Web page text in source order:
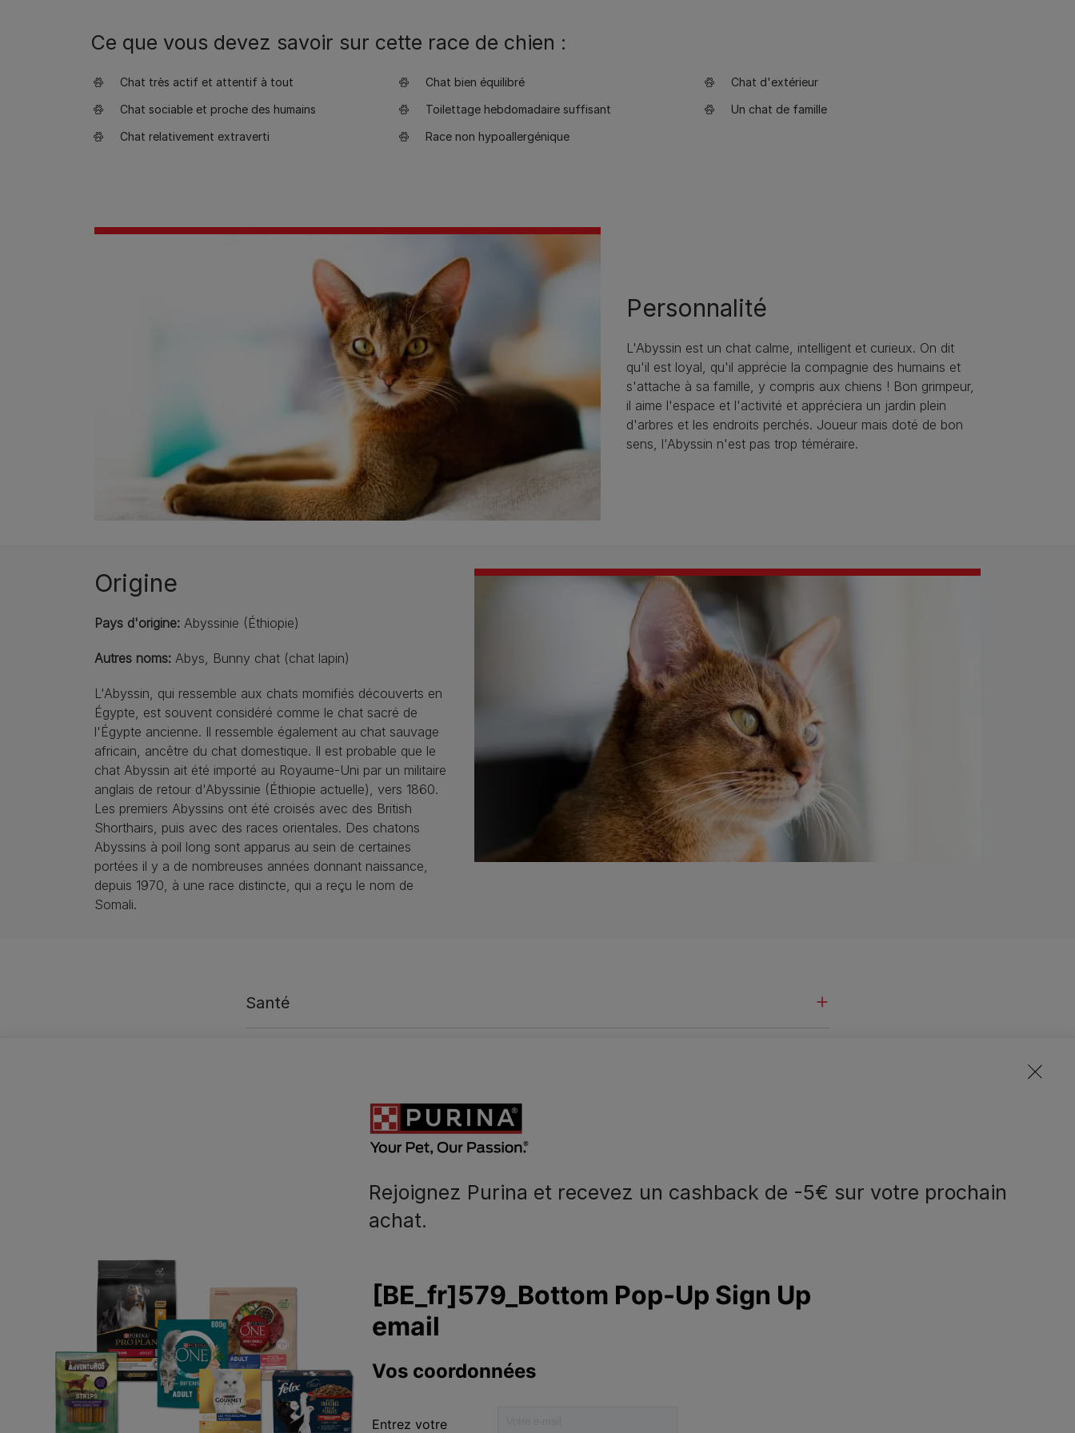
Ce que vous devez savoir sur cette race de chien :
Chat très actif et attentif à tout
Chat sociable et proche des humains
Chat relativement extraverti
Chat bien équilibré
Toilettage hebdomadaire suffisant
Race non hypoallergénique
Chat d'extérieur
Un chat de famille
Personnalité
L'Abyssin est un chat calme, intelligent et curieux. On dit
qu'il est loyal, qu'il apprécie la compagnie des humains et
s'attache à sa famille, y compris aux chiens ! Bon grimpeur,
il aime l'espace et l'activité et appréciera un jardin plein
d'arbres et les endroits perchés. Joueur mais doté de bon
sens, l'Abyssin n'est pas trop téméraire.
Origine
Pays d'origine: Abyssinie (Éthiopie)
Autres noms: Abys, Bunny chat (chat lapin)
L'Abyssin, qui ressemble aux chats momifiés découverts en
Égypte, est souvent considéré comme le chat sacré de
l'Égypte ancienne. Il ressemble également au chat sauvage
africain, ancêtre du chat domestique. Il est probable que le
chat Abyssin ait été importé au Royaume-Uni par un militaire
anglais de retour d'Abyssinie (Éthiopie actuelle), vers 1860.
Les premiers Abyssins ont été croisés avec des British
Shorthairs, puis avec des races orientales. Des chatons
Abyssins à poil long sont apparus au sein de certaines
portées il y a de nombreuses années donnant naissance,
depuis 1970, à une race distincte, qui a reçu le nom de
Somali.
Santé
Attitude avec les enfants
Rejoignez Purina et recevez un cashback de -5€ sur votre prochain
achat.
Choisir mon animal
Alimentation chien
Alimentation chat
Prendre soin
Découvrez Purina
Nos engagements
Déclaration d'accessibilité
ons op